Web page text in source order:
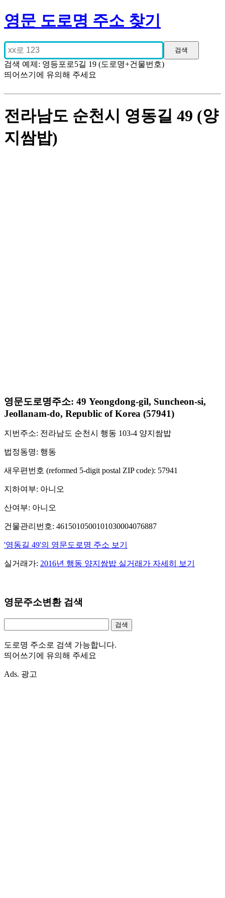
영문 도로명 주소 찾기
검색 예제: 영등포로5길 19 (도로명+건물번호)
띄어쓰기에 유의해 주세요
전라남도 순천시 영동길 49 (양
지쌈밥)
영문도로명주소: 49 Yeongdong-gil, Suncheon-si,
Jeollanam-do, Republic of Korea (57941)
지번주소: 전라남도 순천시 행동 103-4 양지쌈밥
법정동명: 행동
새우편번호 (reformed 5-digit postal ZIP code): 57941
지하여부: 아니오
산여부: 아니오
건물관리번호: 4615010500101030004076887
'영동길 49'의 영문도로명 주소 보기
실거래가: 2016년 행동 양지쌈밥 실거래가 자세히 보기
영문주소변환 검색
도로명 주소로 검색 가능합니다.
띄어쓰기에 유의해 주세요
Ads. 광고